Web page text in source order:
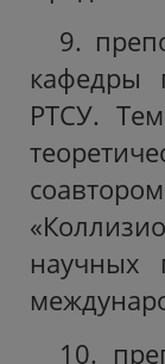
9.
кафедры
РТСУ.
научных
10.